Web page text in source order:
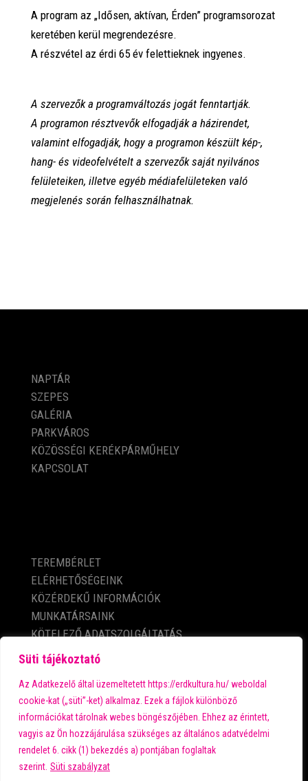
Süti tájékoztató
Az Adatkezelő által üzemeltetett https://erdkultura.hu/ weboldal
cookie-kat („süti”-ket) alkalmaz. Ezek a fájlok különböző
információkat tárolnak webes böngészőjében. Ehhez az érintett,
vagyis az Ön hozzájárulása szükséges az általános adatvédelmi
rendelet 6. cikk (1) bekezdés a) pontjában foglaltak
szerint. Süti szabályzat
A program az „Idősen, aktívan, Érden” programsorozat
keretében kerül megrendezésre.
A részvétel az érdi 65 év felettieknek ingyenes.
A szervezők a programváltozás jogát fenntartják.
A programon résztvevők elfogadják a házirendet,
valamint elfogadják, hogy a programon készült kép-,
hang- és videofelvételt a szervezők saját nyilvános
felületeiken, illetve egyéb médiafelületeken való
megjelenés során felhasználhatnak.
NAPTÁR
SZEPES
GALÉRIA
PARKVÁROS
KÖZÖSSÉGI KERÉKPÁRMŰHELY
KAPCSOLAT
TEREMBÉRLET
ELÉRHETŐSÉGEINK
KÖZÉRDEKŰ INFORMÁCIÓK
MUNKATÁRSAINK
KÖTELEZŐ ADATSZOLGÁLTATÁS
ADATVÉDELMI TÁJÉKOZTATÓ
IMPRESSZUM
A városi kultúra fő támogatója: